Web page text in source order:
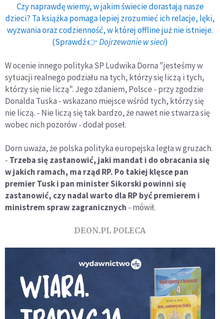
Czy naprawdę wiemy, w jakim świecie dorastają nasze
dzieci? Ta książka pomaga lepiej zrozumieć ich relacje, lęki,
wyzwania oraz codzienność, w której offline już nie istnieje.
(Sprawdź 👉Dojrzewanie w sieci)
W ocenie innego polityka SP Ludwika Dorna "jesteśmy w
sytuacji realnego podziału na tych, którzy się liczą i tych,
którzy się nie liczą". Jego zdaniem, Polsce - przy zgodzie
Donalda Tuska - wskazano miejsce wśród tych, którzy się
nie liczą. - Nie liczą się tak bardzo, że nawet nie stwarza się
wobec nich pozorów - dodał poseł.
Dorn uważa, że polska polityka europejska legła w gruzach.
- Trzeba się zastanowić, jaki mandat i do obracania się
w jakich ramach, ma rząd RP. Po takiej klęsce pan
premier Tusk i pan minister Sikorski powinni się
zastanowić, czy nadal warto dla RP być premierem i
ministrem spraw zagranicznych - mówił.
DEON.PL POLECA